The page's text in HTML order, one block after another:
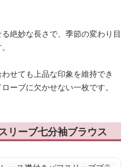
絶妙な長さで、季節の変わり目
せても上品な印象を維持でき
ーブに欠かせない一枚です。
リーブ七分袖ブラウス